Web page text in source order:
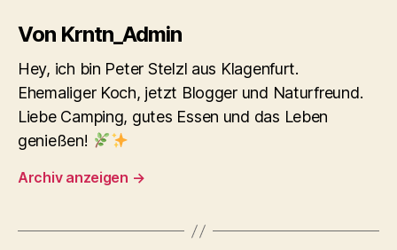
Von Krntn_Admin
Hey, ich bin Peter Stelzl aus Klagenfurt.
Ehemaliger Koch, jetzt Blogger und Naturfreund.
Liebe Camping, gutes Essen und das Leben
genießen!
Archiv anzeigen →